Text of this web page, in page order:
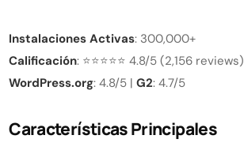
Instalaciones Activas: 300,000+
Calificación: ⭐⭐⭐⭐⭐ 4.8/5 (2,156 reviews)
WordPress.org: 4.8/5 |G2: 4.7/5
Características Principales